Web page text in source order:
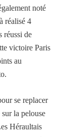
noté
réalisé 4
réussi de
victoire Paris
au
se replacer
la pelouse
Héraultais